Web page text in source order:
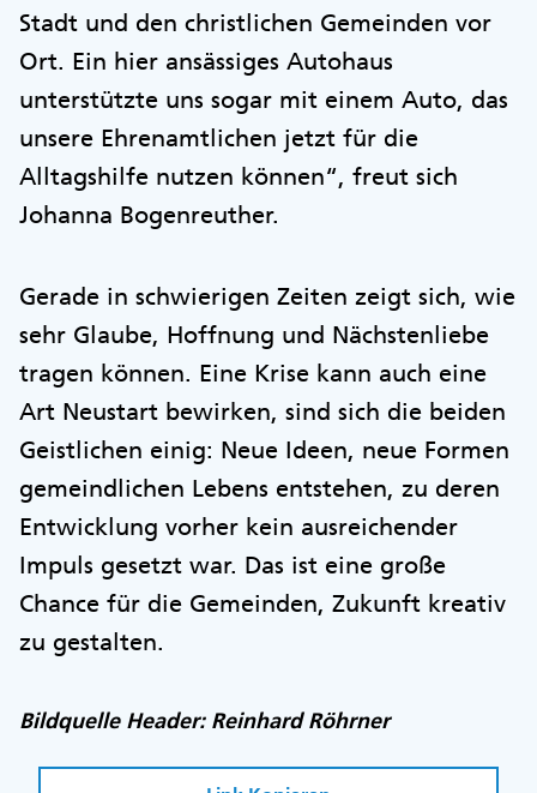
Stadt und den christlichen Gemeinden vor
Ort. Ein hier ansässiges Autohaus
unterstützte uns sogar mit einem Auto, das
unsere Ehrenamtlichen jetzt für die
Alltagshilfe nutzen können“, freut sich
Johanna Bogenreuther.
Gerade in schwierigen Zeiten zeigt sich, wie
sehr Glaube, Hoffnung und Nächstenliebe
tragen können. Eine Krise kann auch eine
Art Neustart bewirken, sind sich die beiden
Geistlichen einig: Neue Ideen, neue Formen
gemeindlichen Lebens entstehen, zu deren
Entwicklung vorher kein ausreichender
Impuls gesetzt war. Das ist eine große
Chance für die Gemeinden, Zukunft kreativ
zu gestalten.
Bildquelle Header: Reinhard Röhrner